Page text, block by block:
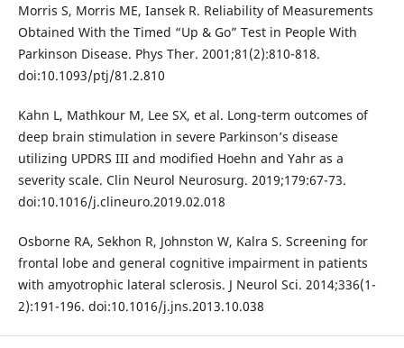
Morris S, Morris ME, Iansek R. Reliability of Measurements
Obtained With the Timed “Up & Go” Test in People With
Parkinson Disease. Phys Ther. 2001;81(2):810-818.
doi:10.1093/ptj/81.2.810
Kahn L, Mathkour M, Lee SX, et al. Long-term outcomes of
deep brain stimulation in severe Parkinson’s disease
utilizing UPDRS III and modified Hoehn and Yahr as a
severity scale. Clin Neurol Neurosurg. 2019;179:67-73.
doi:10.1016/j.clineuro.2019.02.018
Osborne RA, Sekhon R, Johnston W, Kalra S. Screening for
frontal lobe and general cognitive impairment in patients
with amyotrophic lateral sclerosis. J Neurol Sci. 2014;336(1-
2):191-196. doi:10.1016/j.jns.2013.10.038